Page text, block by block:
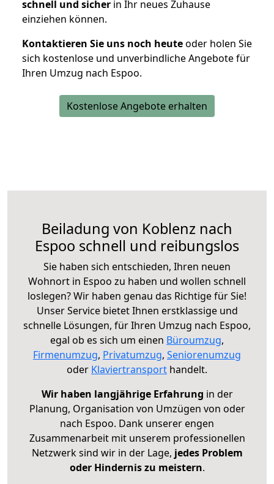
schnell und sicher in Ihr neues Zuhause
einziehen können.
Kontaktieren Sie uns noch heuteoder holen Sie
sich kostenlose und unverbindliche Angebote für
Ihren Umzug nach Espoo.
Kostenlose Angebote erhalten
Beiladung von Koblenz nach
Espoo schnell und reibungslos
Sie haben sich entschieden, Ihren neuen
Wohnort in Espoo zu haben und wollen schnell
loslegen? Wir haben genau das Richtige für Sie!
Unser Service bietet Ihnen erstklassige und
schnelle Lösungen, für Ihren Umzug nach Espoo,
egal ob es sich um einen Büroumzug,
Firmenumzug, Privatumzug, Seniorenumzug
oder Klaviertransport handelt.
Wir haben langjährige Erfahrung in der
Planung, Organisation von Umzügen von oder
nach Espoo. Dank unserer engen
Zusammenarbeit mit unserem professionellen
Netzwerk sind wir in der Lage, jedes Problem
oder Hindernis zu meistern.